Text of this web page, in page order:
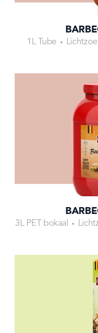
1L Tube
3L PET bokaal